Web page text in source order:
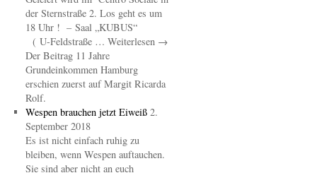
der Sternstraße 2. Los geht es um
18 Uhr ! – Saal „KUBUS“
( U-Feldstraße … Weiterlesen →
Der Beitrag 11 Jahre
Grundeinkommen Hamburg
erschien zuerst auf Margit Ricarda
Rolf.
Wespen brauchen jetzt Eiweiß 2.
September 2018
Es ist nicht einfach ruhig zu
bleiben, wenn Wespen auftauchen.
Sie sind aber nicht an euch